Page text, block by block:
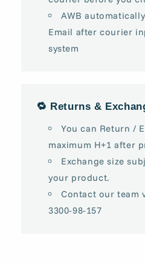
AWB
Email after courier
system
🔁 Returns &
You can Return /
maximum H+1 after
Exchange size
your product.
Contact our team
3300-98-157